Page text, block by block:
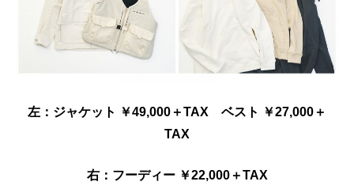
左：ジャケット ￥49,000＋TAX ベスト ￥27,000＋
TAX
右：フーディー ￥22,000＋TAX